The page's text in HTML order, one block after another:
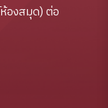
องสมุด) ต่อ